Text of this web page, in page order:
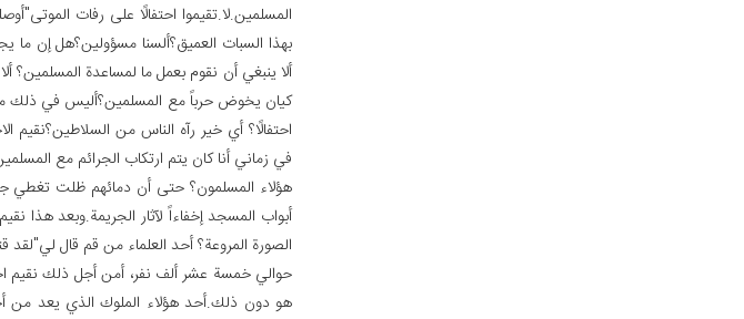
المسلمين.لا.تقيموا احتفالًا على رفات
بهذا السبات العميق؟ألسنا مسؤولين؟هل إن
ألا ينبغي أن نقوم بعمل ما لمساعدة المسلمين؟
كيان يخوض حرباً مع المسلمين؟أليس في ذلك ما
احتفالًا؟ أي خير رآه الناس من السلاطين؟نقيم
في زماني أنا كان يتم ارتكاب الجرائم مع
هؤلاء المسلمون؟ حتى أن دمائهم ظلت تغطي
أبواب المسجد إخفاءاً لآثار الجريمة.وبعد هذا
الصورة المروعة؟ أحد العلماء من قم قال
حوالي خمسة عشر ألف نفر، أمن أجل ذلك نقيم
هو دون ذلك.أحد هؤلاء الملوك الذي يعد من